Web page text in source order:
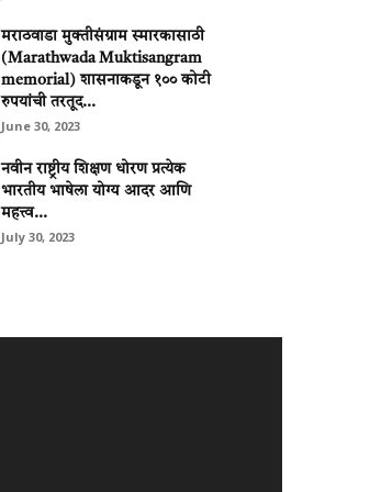
मराठवाडा मुक्‍तीसंग्राम स्‍मारकासाठी
(Marathwada Muktisangram
memorial) शासनाकडून १०० कोटी
रुपयांची तरतूद...
June 30, 2023
नवीन राष्ट्रीय शिक्षण धोरण प्रत्येक
भारतीय भाषेला योग्य आदर आणि
महत्त्व...
July 30, 2023